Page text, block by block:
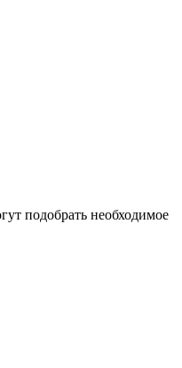
подобрать необходимое